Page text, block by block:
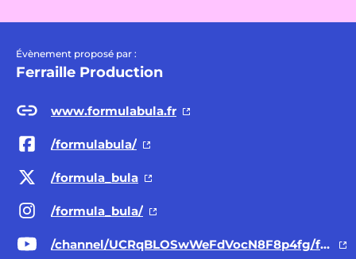
Évènement proposé par :
Ferraille Production
www.formulabula.fr
/formulabula/
/formula_bula
/formula_bula/
/channel/UCRqBLOSwWeFdVocN8F8p4fg/featured